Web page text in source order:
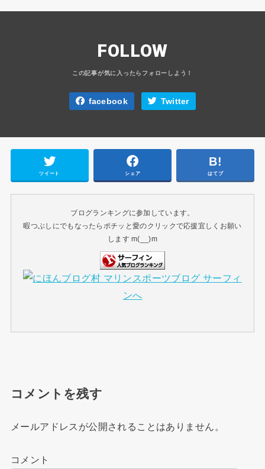
FOLLOW
facebook Twitter
ツイート シェア はてブ
ブログランキングに参加しています。
暇つぶしにでもなったらポチッと愛のクリックで応援宜しくお願い
します m(__)m
コメントを残す
メールアドレスが公開されることはありません。
コメント